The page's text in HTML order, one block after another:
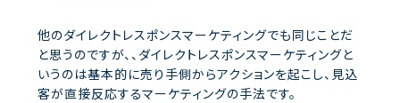
他のダイレクトレスポンスマーケティングでも同じことだ
と思うのですが、、ダイレクトレスポンスマーケティングと
いうのは基本的に売り手側からアクションを起こし、見込
客が直接反応するマーケティングの手法です。